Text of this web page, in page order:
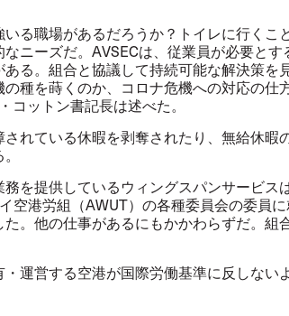
いる職場があるだろうか？トイレに行くこ
ニーズだ。 AVSECは、従業員が必要とす
る。組合と協議して持続可能な解決策を
種を蒔くのか、コロナ危機への対応の仕
コットン書記長は述べた。
れている休暇を剥奪されたり、無給休暇
を提供しているウィングスパンサービス
空港労組（AWUT）の各種委員会の委員
。他の仕事があるにもかかわらずだ。組
・運営する空港が国際労働基準に反しない